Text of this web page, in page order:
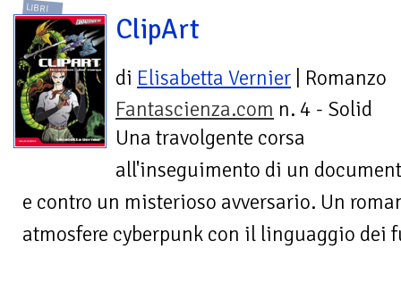
LIBRI
ClipArt
di Elisabetta Vernier | Romanzo
Fantascienza.com n. 4 - Solid
Una travolgente corsa
all'inseguimento di un
e contro un misterioso avversario. Un
atmosfere cyberpunk con il linguaggio dei